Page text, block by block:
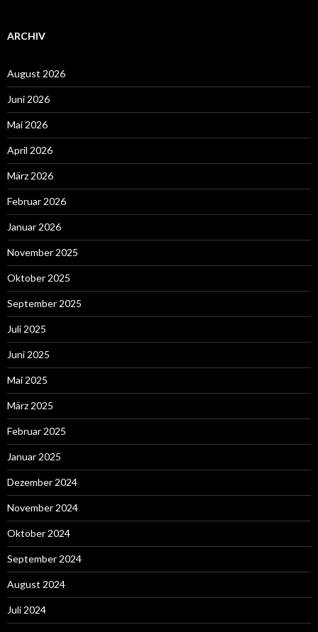
ARCHIV
August 2026
Juni 2026
Mai 2026
April 2026
März 2026
Februar 2026
Januar 2026
November 2025
Oktober 2025
September 2025
Juli 2025
Juni 2025
Mai 2025
März 2025
Februar 2025
Januar 2025
Dezember 2024
November 2024
Oktober 2024
September 2024
August 2024
Juli 2024